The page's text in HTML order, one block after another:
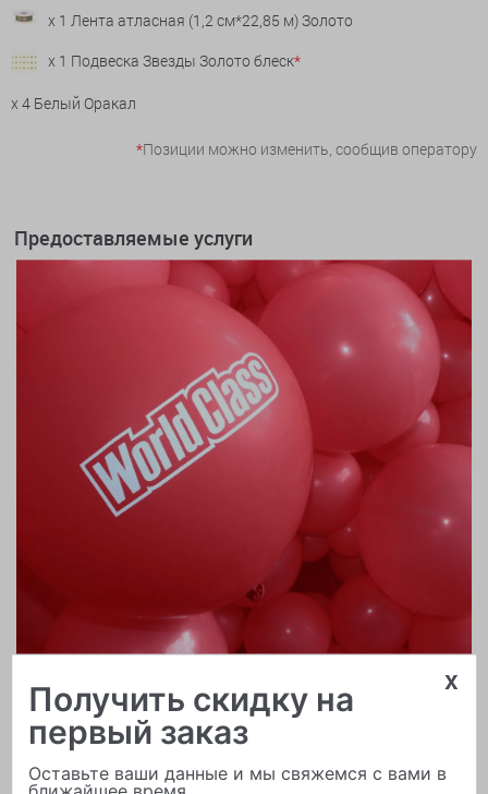
x 1 Лента атласная (1,2 см*22,85 м) Золото
x 1 Подвеска Звезды Золото блеск*
x 4 Белый Оракал
*Позиции можно изменить, сообщив оператору
Предоставляемые услуги
x
Получить скидку на
первый заказ
Оставьте ваши данные и мы свяжемся с вами в